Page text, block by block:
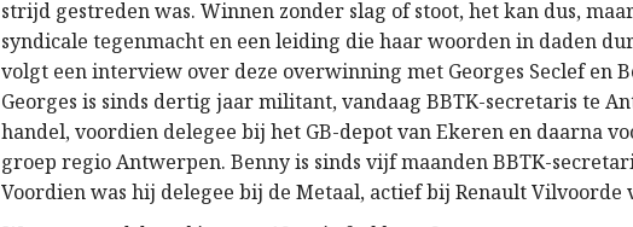
strijd gestreden was. Winnen zonder slag of stoot, het kan dus,
syndicale tegenmacht en een leiding die haar woorden in daden
volgt een interview over deze overwinning met Georges Seclef en
Georges is sinds dertig jaar militant, vandaag BBTK-secretaris te
handel, voordien delegee bij het GB-depot van Ekeren en daarna
groep regio Antwerpen. Benny is sinds vijf maanden BBTK-
Voordien was hij delegee bij de Metaal, actief bij Renault Vilvoorde